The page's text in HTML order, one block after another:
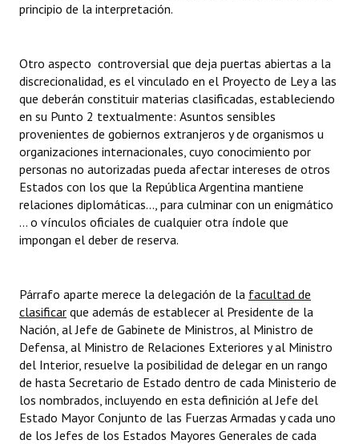
principio de la interpretación.
Otro aspecto controversial que deja puertas abiertas a la
discrecionalidad, es el vinculado en el Proyecto de Ley a las
que deberán constituir materias clasificadas, estableciendo
en su Punto 2 textualmente: Asuntos sensibles
provenientes de gobiernos extranjeros y de organismos u
organizaciones internacionales, cuyo conocimiento por
personas no autorizadas pueda afectar intereses de otros
Estados con los que la República Argentina mantiene
relaciones diplomáticas..., para culminar con un enigmático
... o vínculos oficiales de cualquier otra índole que
impongan el deber de reserva.
Párrafo aparte merece la delegación de la  facultad de
clasificar  que además de establecer al Presidente de la
Nación, al Jefe de Gabinete de Ministros, al Ministro de
Defensa, al Ministro de Relaciones Exteriores y al Ministro
del Interior, resuelve la posibilidad de delegar en un rango
de hasta Secretario de Estado dentro de cada Ministerio de
los nombrados, incluyendo en esta definición al Jefe del
Estado Mayor Conjunto de las Fuerzas Armadas y cada uno
de los Jefes de los Estados Mayores Generales de cada